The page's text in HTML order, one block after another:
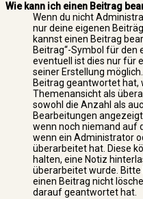
Wie kann ich einen Beitrag
Wenn du nicht
nur deine eigenen
kannst einen Beitrag
Beitrag“-Symbol für den
eventuell ist dies nur für
seiner Erstellung
Beitrag geantwortet hat,
Themenansicht als
sowohl die Anzahl als
Bearbeitungen
wenn noch niemand auf
wenn ein Administrator
überarbeitet hat. Diese
halten, eine Notiz
überarbeitet wurde.
einen Beitrag nicht
darauf geantwortet hat.